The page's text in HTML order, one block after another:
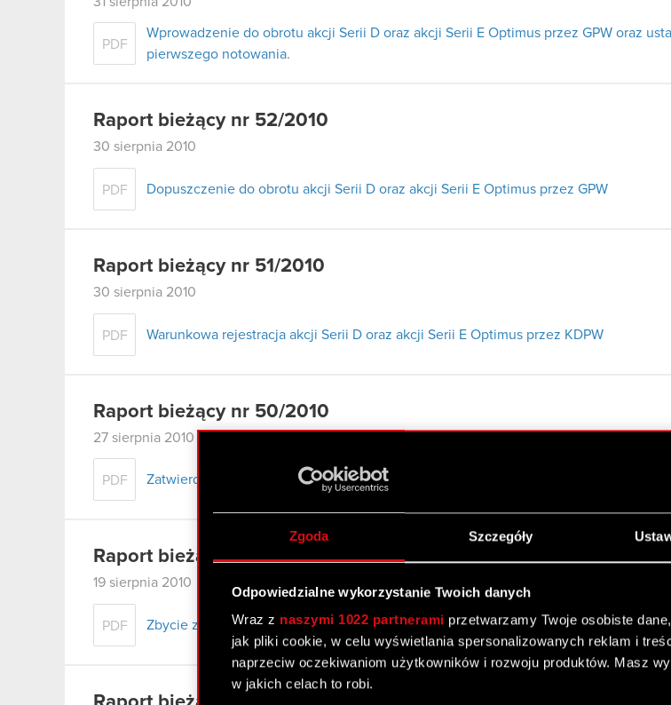
Zgoda Szczegóły
Odpowiedzialne wykorzystanie Twoich danych
Wraz z naszymi 1022 partnerami przetwarzamy Twoje osobiste
jak pliki cookie, w celu wyświetlania spersonalizowanych reklam i
naprzeciw oczekiwaniom użytkowników i rozwoju produktów. Masz
w jakich celach to robi.
PDF
Wprowadzenie do obrotu akcji Serii D oraz akcji Serii E Optimus przez GPW oraz
pierwszego notowania.
Raport bieżący nr 52/2010
30 sierpnia 2010
PDF Dopuszczenie do obrotu akcji Serii D oraz akcji Serii E Optimus przez GPW
Raport bieżący nr 51/2010
30 sierpnia 2010
PDF Warunkowa rejestracja akcji Serii D oraz akcji Serii E Optimus przez KDPW
Raport bieżący nr 50/2010
27 sierpnia 2010
PDF Zatwierdzenie prospektu przez KNF
Raport bieżący nr 49/2010
19 sierpnia 2010
PDF Zbycie znacznego pakietu akcji i zmniejszenie zaangażowania kapitałowego w